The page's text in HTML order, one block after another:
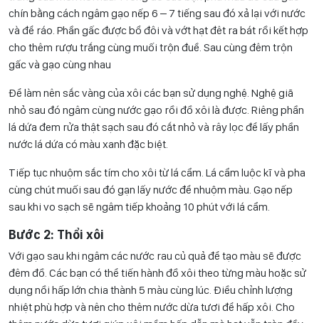
chín bằng cách ngâm gạo nếp 6 – 7 tiếng sau đó xả lại với nước
và để ráo. Phần gấc được bổ đôi và vớt hạt đêt ra bát rồi kết hợp
cho thêm rượu trắng cùng muối trộn đuề. Sau cùng đêm trộn
gấc và gạo cùng nhau
Để làm nên sắc vàng của xôi các bạn sử dụng nghệ. Nghệ giã
nhỏ sau đó ngâm cùng nước gạo rồi đồ xôi là được. Riêng phần
lá dứa đem rửa thật sạch sau đó cắt nhỏ và rây lọc để lấy phần
nước lá dứa có màu xanh đặc biệt.
Tiếp tục nhuộm sắc tím cho xôi từ lá cẩm. Lá cẩm luộc kĩ và pha
cùng chút muối sau đó gạn lấy nước để nhuộm màu. Gạo nếp
sau khi vo sạch sẽ ngâm tiếp khoảng 10 phút với lá cẩm.
Bước 2: Thổi xôi
Với gạo sau khi ngâm các nước rau củ quả để tạo màu sẽ được
đêm đồ. Các bạn có thể tiến hành đồ xôi theo từng màu hoặc sử
dụng nồi hấp lớn chia thành 5 màu cùng lúc. Điều chỉnh lượng
nhiệt phù hợp và nên cho thêm nước dừa tươi để hấp xôi. Cho